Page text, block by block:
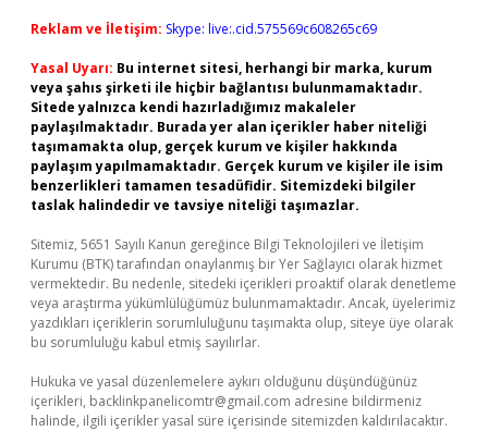
Reklam ve İletişim: Skype: live:.cid.575569c608265c69
Yasal Uyarı: Bu internet sitesi, herhangi bir marka, kurum
veya şahıs şirketi ile hiçbir bağlantısı bulunmamaktadır.
Sitede yalnızca kendi hazırladığımız makaleler
paylaşılmaktadır. Burada yer alan içerikler haber niteliği
taşımamakta olup, gerçek kurum ve kişiler hakkında
paylaşım yapılmamaktadır. Gerçek kurum ve kişiler ile isim
benzerlikleri tamamen tesadüfidir. Sitemizdeki bilgiler
taslak halindedir ve tavsiye niteliği taşımazlar.
Sitemiz, 5651 Sayılı Kanun gereğince Bilgi Teknolojileri ve İletişim
Kurumu (BTK) tarafından onaylanmış bir Yer Sağlayıcı olarak hizmet
vermektedir. Bu nedenle, sitedeki içerikleri proaktif olarak denetleme
veya araştırma yükümlülüğümüz bulunmamaktadır. Ancak, üyelerimiz
yazdıkları içeriklerin sorumluluğunu taşımakta olup, siteye üye olarak
bu sorumluluğu kabul etmiş sayılırlar.
Hukuka ve yasal düzenlemelere aykırı olduğunu düşündüğünüz
içerikleri, backlinkpanelicomtr@gmail.com adresine bildirmeniz
halinde, ilgili içerikler yasal süre içerisinde sitemizden kaldırılacaktır.